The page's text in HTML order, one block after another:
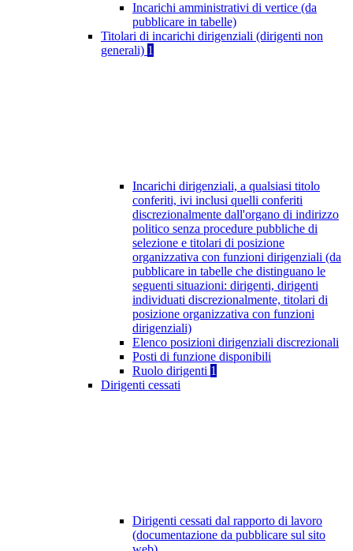
Incarichi amministrativi di vertice (da
pubblicare in tabelle)
Titolari di incarichi dirigenziali (dirigenti non
generali) 1
Incarichi dirigenziali, a qualsiasi titolo
conferiti, ivi inclusi quelli conferiti
discrezionalmente dall'organo di indirizzo
politico senza procedure pubbliche di
selezione e titolari di posizione
organizzativa con funzioni dirigenziali (da
pubblicare in tabelle che distinguano le
seguenti situazioni: dirigenti, dirigenti
individuati discrezionalmente, titolari di
posizione organizzativa con funzioni
dirigenziali)
Elenco posizioni dirigenziali discrezionali
Posti di funzione disponibili
Ruolo dirigenti 1
Dirigenti cessati
Dirigenti cessati dal rapporto di lavoro
(documentazione da pubblicare sul sito